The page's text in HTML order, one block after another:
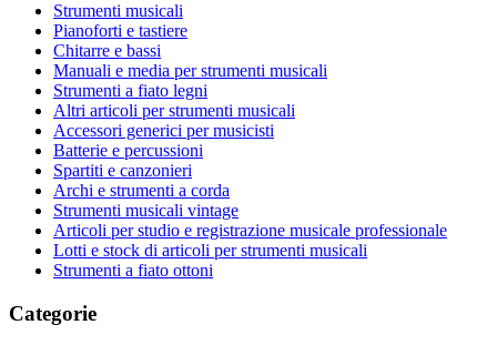
Strumenti musicali
Pianoforti e tastiere
Chitarre e bassi
Manuali e media per strumenti musicali
Strumenti a fiato legni
Altri articoli per strumenti musicali
Accessori generici per musicisti
Batterie e percussioni
Spartiti e canzonieri
Archi e strumenti a corda
Strumenti musicali vintage
Articoli per studio e registrazione musicale professionale
Lotti e stock di articoli per strumenti musicali
Strumenti a fiato ottoni
Categorie